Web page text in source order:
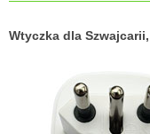
Wtyczka dla